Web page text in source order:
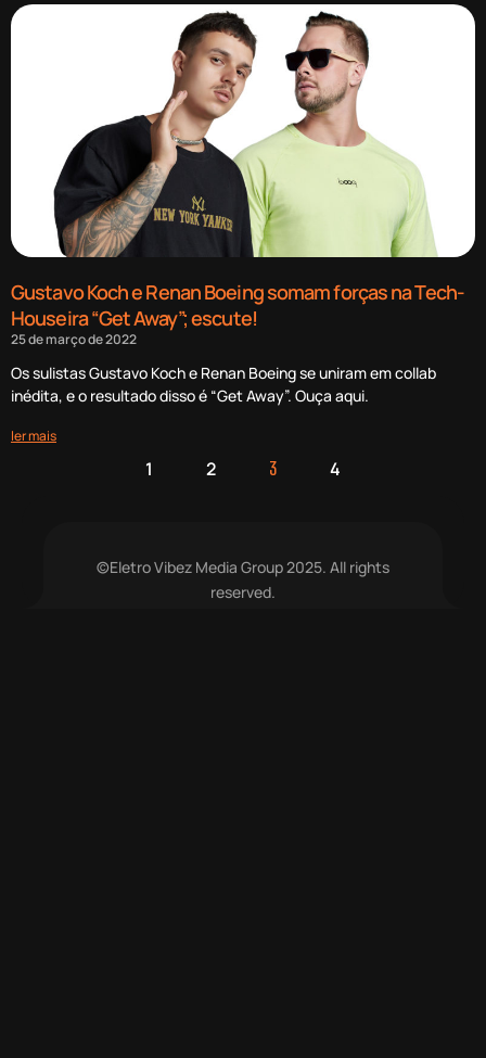
Gustavo Koch e Renan Boeing somam forças na Tech-
Houseira “Get Away”; escute!
25 de março de 2022
Os sulistas Gustavo Koch e Renan Boeing se uniram em collab
inédita, e o resultado disso é “Get Away”. Ouça aqui.
ler mais
1 2 3 4
©Eletro Vibez Media Group 2025. All rights
reserved.